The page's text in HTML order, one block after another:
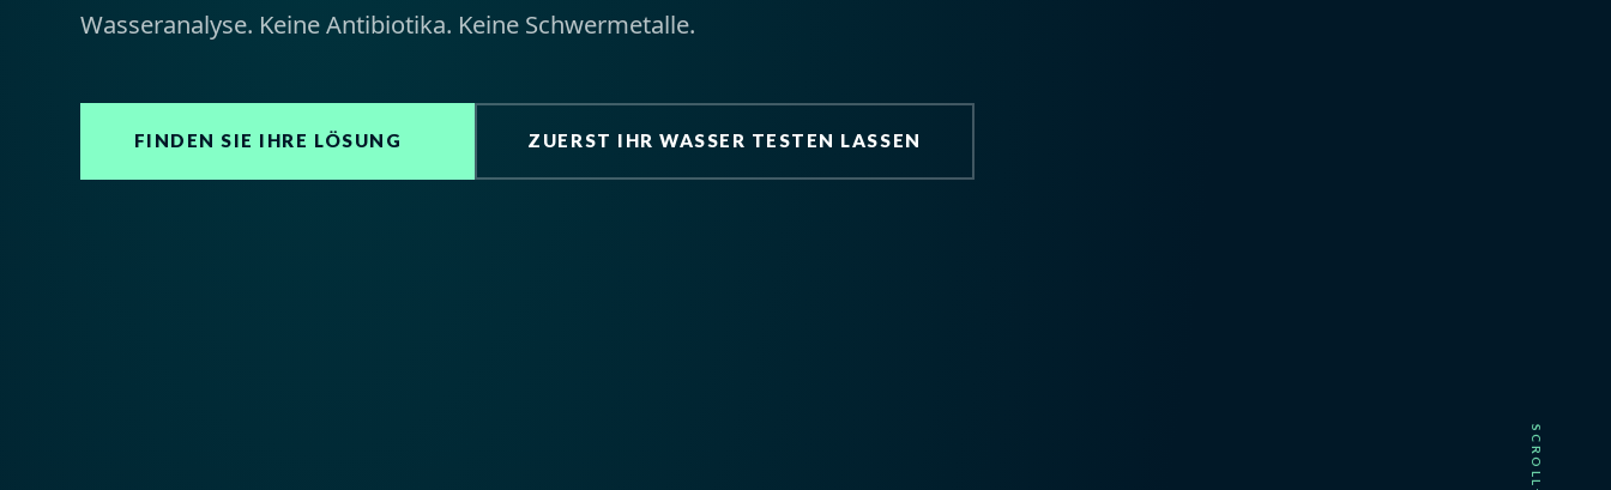
Wasseranalyse. Keine Antibiotika. Keine Schwermetalle.
FINDEN SIE IHRE LÖSUNG ZUERST IHR WASSER TESTEN LASSEN
SCROLL